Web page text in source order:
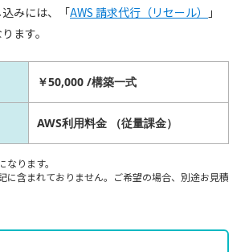
みには、「AWS 請求代行（リセール）
」
ます。
￥50,000 /構築一式
AWS利用料金 （従量課金）
ります。
に含まれておりません。ご希望の場合、別途お見積